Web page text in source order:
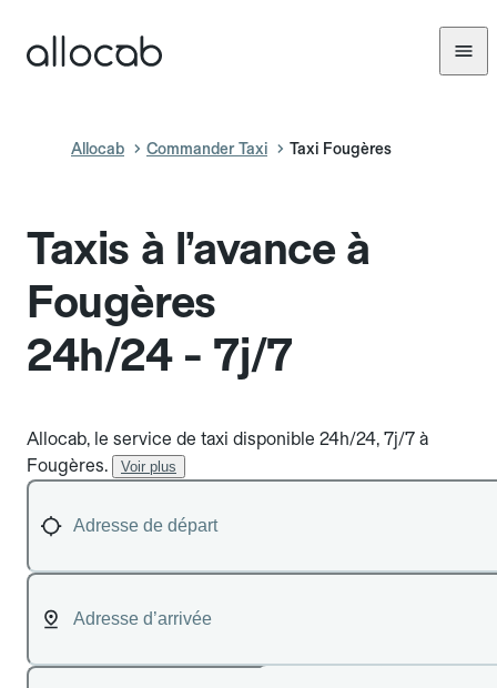
Allocab Commander Taxi Taxi Fougères
Taxis à l’avance à
Fougères
24h/24 - 7j/7
Allocab, le service de taxi disponible 24h/24, 7j/7 à
Fougères.
Voir plus